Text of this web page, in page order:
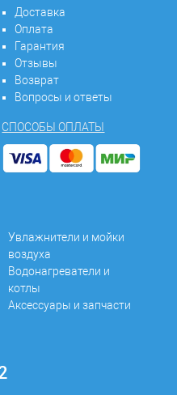
Доставка
Оплата
Гарантия
Отзывы
Возврат
Вопросы и ответы
СПОСОБЫ ОПЛАТЫ
Увлажнители и мойки
воздуха
Водонагреватели и
котлы
Аксессуары и запчасти